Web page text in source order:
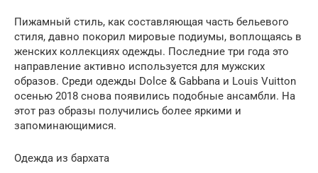
Пижамный стиль, как составляющая часть бельевого
стиля, давно покорил мировые подиумы, воплощаясь в
женских коллекциях одежды. Последние три года это
направление активно используется для мужских
образов. Среди одежды Dolce & Gabbana и Louis Vuitton
осенью 2018 снова появились подобные ансамбли. На
этот раз образы получились более яркими и
запоминающимися.
Одежда из бархата